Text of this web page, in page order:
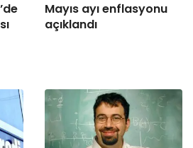
Mayıs ayı enflasyonu
açıklandı